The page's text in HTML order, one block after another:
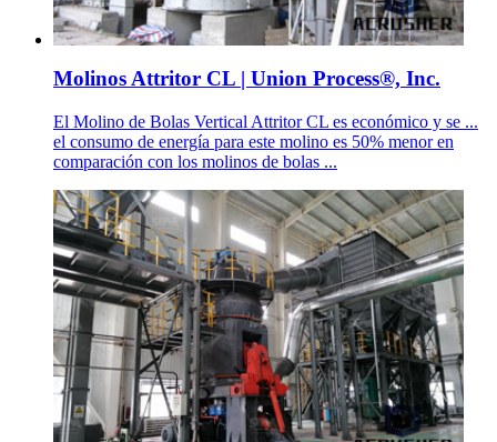
Molinos Attritor CL | Union Process®, Inc.
El Molino de Bolas Vertical Attritor CL es económico y se ...
el consumo de energía para este molino es 50% menor en
comparación con los molinos de bolas ...